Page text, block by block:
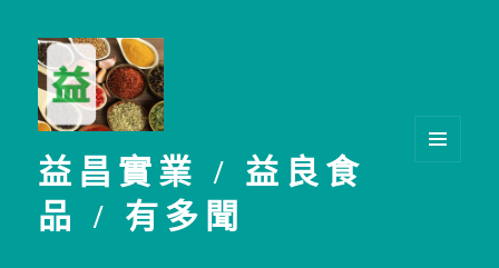
益昌實業 / 益良食
品 / 有多聞